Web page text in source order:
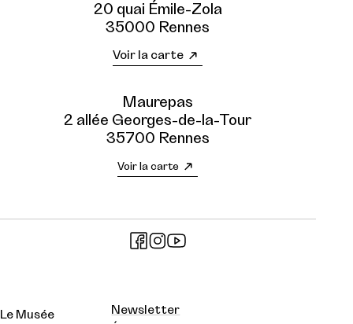
20 quai Émile-Zola
35000 Rennes
Voir la carte
Maurepas
2 allée Georges-de-la-Tour
35700 Rennes
Voir la carte
Le Musée
Newsletter